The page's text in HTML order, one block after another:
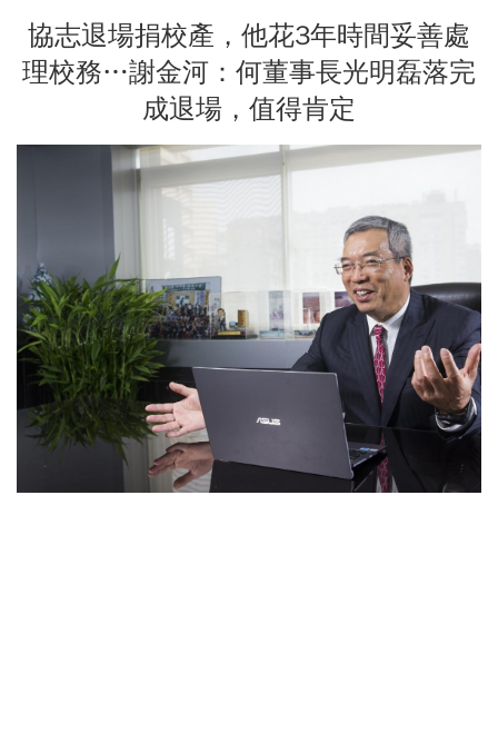
協志退場捐校產，他花3年時間妥善處
理校務…謝金河：何董事長光明磊落完
成退場，值得肯定